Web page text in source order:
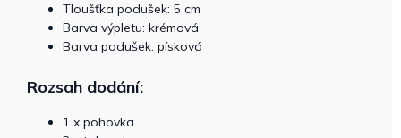
Tloušťka podušek: 5 cm
Barva výpletu: krémová
Barva podušek: písková
Rozsah dodání:
1 x pohovka